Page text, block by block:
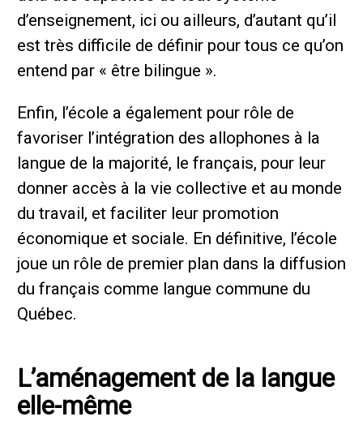
d’enseignement, ici ou ailleurs, d’autant qu’il
est très difficile de définir pour tous ce qu’on
entend par « être bilingue ».
Enfin, l’école a également pour rôle de
favoriser l’intégration des allophones à la
langue de la majorité, le français, pour leur
donner accès à la vie collective et au monde
du travail, et faciliter leur promotion
économique et sociale. En définitive, l’école
joue un rôle de premier plan dans la diffusion
du français comme langue commune du
Québec.
L’aménagement de la langue
elle-même